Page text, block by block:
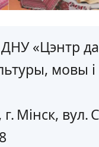
ДНУ «Цэнтр
мовы
Мінск, вул.